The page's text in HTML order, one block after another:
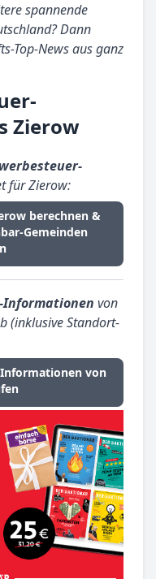
spannende
Dann
Top-News aus ganz
Zierow
für Zierow:
berechnen &
Gemeinden
Informationen von
(inklusive Standort-
von